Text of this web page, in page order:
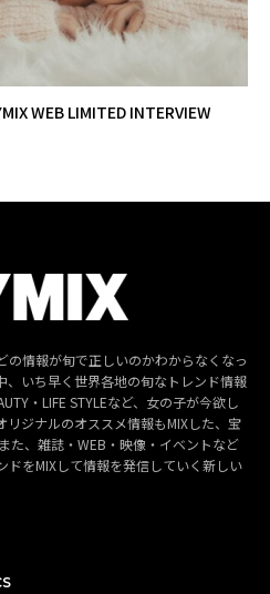
WEB LIMITED INTERVIEW
情報が旬で正しいのかわからなくなっ
、いち早く世界各地の旬なトレンド情報
・LIFE STYLEなど、女の子が今欲し
リジナルのオススメ情報もMIXした、宝
た、雑誌・WEB・映像・イベントなど
をMIXして情報を発信していく新しい